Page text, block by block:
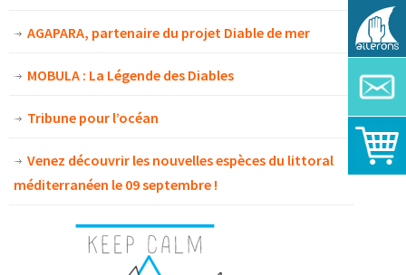
AGAPARA, partenaire du projet Diable de mer
MOBULA : La Légende des Diables
Tribune pour l’océan
Venez découvrir les nouvelles espèces du littoral
méditerranéen le 09 septembre !